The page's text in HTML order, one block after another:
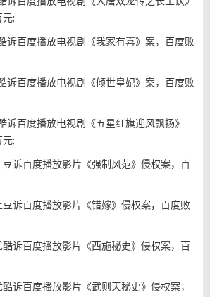
;
诉百度播放电视剧《我家有喜》案，百度败
诉百度播放电视剧《倾世皇妃》案，百度败
诉百度播放电视剧《五星红旗迎风飘扬》
;
诉百度播放影片《强制风范》侵权案，百
诉百度播放影片《错嫁》侵权案，百度败
诉百度播放影片《西施秘史》侵权案，百
诉百度播放影片《武则天秘史》侵权案，